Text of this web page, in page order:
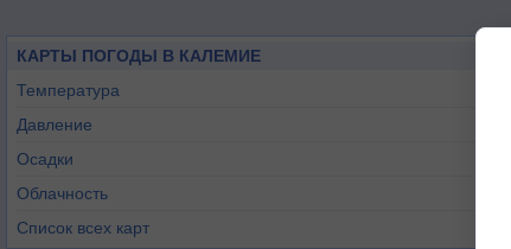
КАРТЫ ПОГОДЫ В КАЛЕМИЕ
Температура
Давление
Осадки
Облачность
Список всех карт